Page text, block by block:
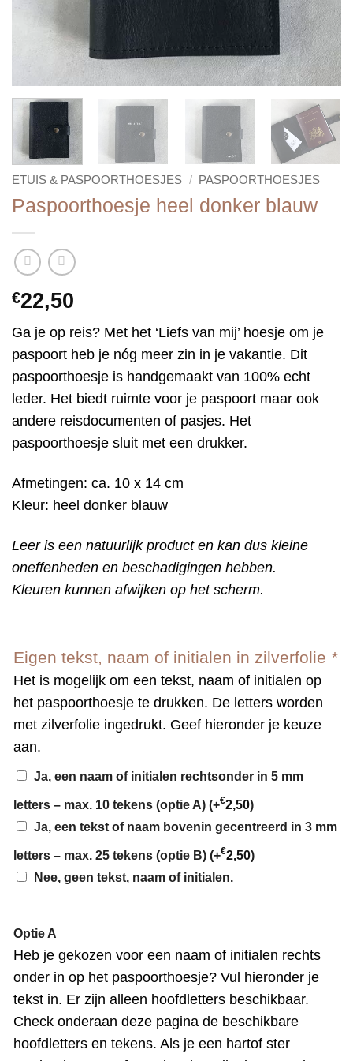
ETUIS & PASPOORTHOESJES / PASPOORTHOESJES
Paspoorthoesje heel donker blauw
€22,50
Ga je op reis? Met het ‘Liefs van mij’ hoesje om je
paspoort heb je nóg meer zin in je vakantie. Dit
paspoorthoesje is handgemaakt van 100% echt
leder. Het biedt ruimte voor je paspoort maar ook
andere reisdocumenten of pasjes. Het
paspoorthoesje sluit met een drukker.
Afmetingen: ca. 10 x 14 cm
Kleur: heel donker blauw
Leer is een natuurlijk product en kan dus kleine
oneffenheden en beschadigingen hebben.
Kleuren kunnen afwijken op het scherm.
Eigen tekst, naam of initialen in zilverfolie *
Het is mogelijk om een tekst, naam of initialen op
het paspoorthoesje te drukken. De letters worden
met zilverfolie ingedrukt. Geef hieronder je keuze
aan.
Ja, een naam of initialen rechtsonder in 5 mm
letters – max. 10 tekens (optie A) (+€2,50)
Ja, een tekst of naam bovenin gecentreerd in 3 mm
letters – max. 25 tekens (optie B) (+€2,50)
Nee, geen tekst, naam of initialen.
Optie A
Heb je gekozen voor een naam of initialen rechts
onder in op het paspoorthoesje? Vul hieronder je
tekst in. Er zijn alleen hoofdletters beschikbaar.
Check onderaan deze pagina de beschikbare
hoofdletters en tekens. Als je een hartof ster